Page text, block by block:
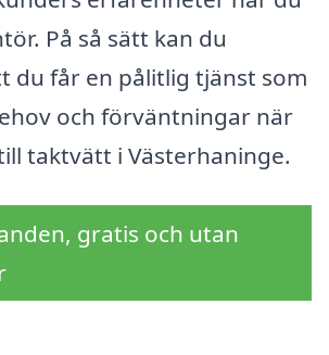
På så sätt kan du
du får en pålitlig tjänst som
och förväntningar när
taktvätt i Västerhaninge.
gratis och utan